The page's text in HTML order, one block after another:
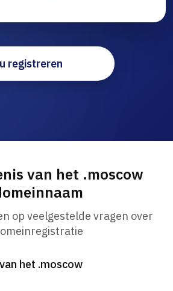
registreren
van het .moscow
op veelgestelde vragen over
het .moscow